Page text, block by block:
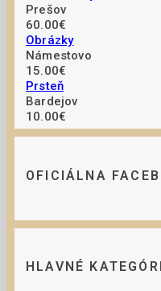
Prešov
60.00€
Obrázky
Námestovo
15.00€
Prsteň
Bardejov
10.00€
OFICIÁLNA
HLAVNÉ